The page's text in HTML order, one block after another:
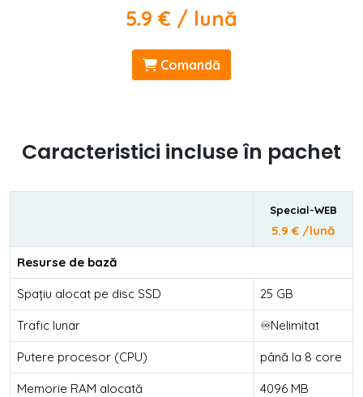
5.9 € / lună
Comandă
Caracteristici incluse în pachet
Special-WEB
5.9 € /lună
Resurse de bază
Spațiu alocat pe disc SSD 25 GB
Trafic lunar ♾️Nelimitat
Putere procesor (CPU) până la 8 core
Memorie RAM alocată 4096 MB